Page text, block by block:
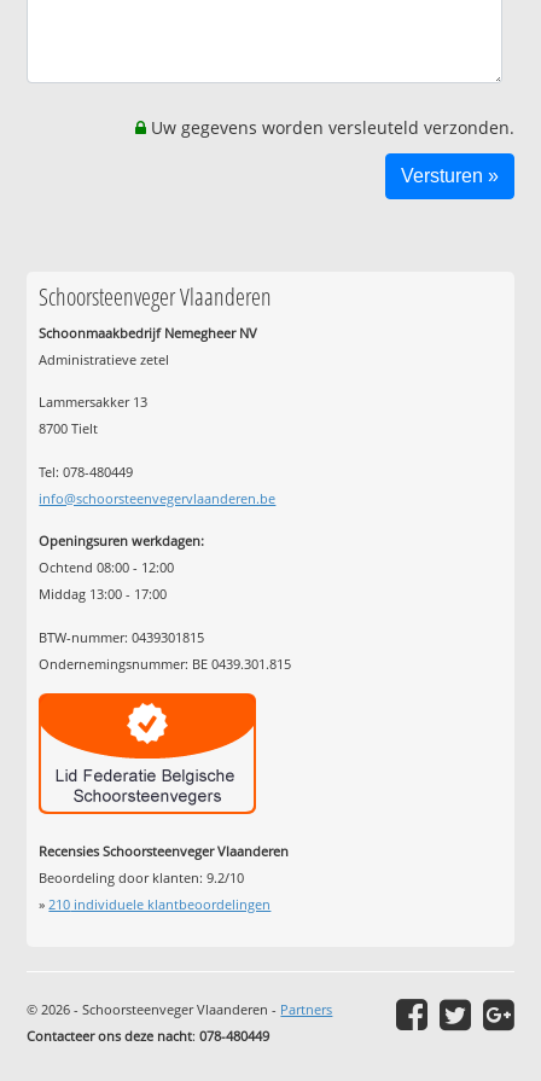
Uw gegevens worden versleuteld verzonden.
Schoorsteenveger Vlaanderen
Schoonmaakbedrijf Nemegheer NV
Administratieve zetel
Lammersakker 13
8700 Tielt
Tel: 078-480449
info@schoorsteenvegervlaanderen.be
Openingsuren werkdagen:
Ochtend 08:00 - 12:00
Middag 13:00 - 17:00
BTW-nummer: 0439301815
Ondernemingsnummer: BE 0439.301.815
Recensies Schoorsteenveger Vlaanderen
Beoordeling door klanten:9.2/10
»210 individuele klantbeoordelingen
© 2026 - Schoorsteenveger Vlaanderen - Partners
Contacteer ons deze nacht:078-480449